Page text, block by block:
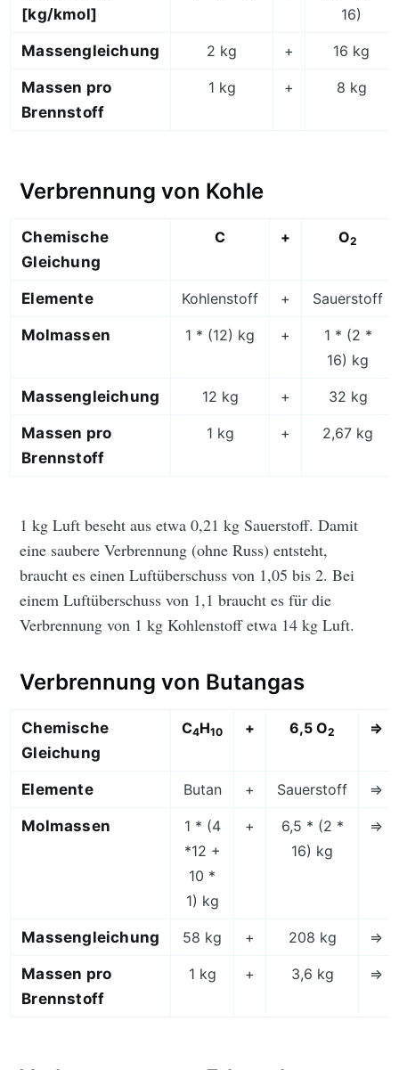
[kg/kmol]
16)
Massengleichung 2 kg + 16 kg
Massen pro
Brennstoff
1 kg + 8 kg
Verbrennung von Kohle
Chemische
Gleichung
C + O2
Elemente Kohlenstoff + Sauerstoff
Molmassen 1 * (12) kg +
1 * (2 *
16) kg
Massengleichung 12 kg + 32 kg
Massen pro
Brennstoff
1 kg + 2,67 kg
1 kg Luft beseht aus etwa 0,21 kg Sauerstoff. Damit
eine saubere Verbrennung (ohne Russ) entsteht,
braucht es einen Luftüberschuss von 1,05 bis 2. Bei
einem Luftüberschuss von 1,1 braucht es für die
Verbrennung von 1 kg Kohlenstoff etwa 14 kg Luft.
Verbrennung von Butangas
Chemische
Gleichung
C4H10 + 6,5 O2 =>
Elemente Butan + Sauerstoff =>
Molmassen
1 * (4
*12 +
10 *
1) kg
+
6,5 * (2 *
16) kg
=>
Massengleichung 58 kg + 208 kg =>
Massen pro
Brennstoff
1 kg + 3,6 kg =>